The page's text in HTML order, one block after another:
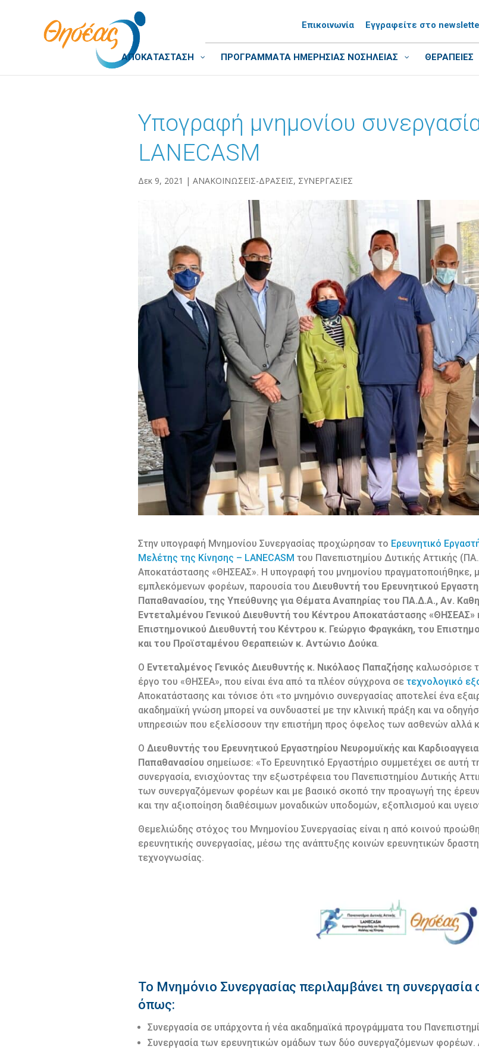
Επικοινωνία Εγγραφείτε στο
ΑΠΟΚΑΤΑΣΤΑΣΗ ΠΡΟΓΡΑΜΜΑΤΑ ΗΜΕΡΗΣΙΑΣ ΝΟΣΗΛΕΙΑΣ ΘΕΡΑΠΕΙΕΣ
Υπογραφή μνημονίου
LANECASM
Δεκ 9, 2021 | ΑΝΑΚΟΙΝΩΣΕΙΣ-ΔΡΑΣΕΙΣ, ΣΥΝΕΡΓΑΣΙΕΣ
Στην υπογραφή Μνημονίου Συνεργασίας προχώρησαν το Ερευνητικό
Μελέτης της Κίνησης – LANECASM του Πανεπιστημίου Δυτικής Αττικής
Αποκατάστασης «ΘΗΣΕΑΣ». Η υπογραφή του μνημονίου πραγματοποιήθηκε,
εμπλεκόμενων φορέων, παρουσία του Διευθυντή του Ερευνητικού
Παπαθανασίου, της Υπεύθυνης για Θέματα Αναπηρίας του ΠΑ.Δ.Α., Αν.
Εντεταλμένου Γενικού Διευθυντή του Κέντρου Αποκατάστασης
Επιστημονικού Διευθυντή του Κέντρου κ. Γεώργιο Φραγκάκη, του
και του Προϊσταμένου Θεραπειών κ. Αντώνιο Δούκα.
Ο Εντεταλμένος Γενικός Διευθυντής κ. Νικόλαος Παπαζήσης καλωσόρισε
έργο του «ΘΗΣΕΑ», που είναι ένα από τα πλέον σύγχρονα σε τεχνολογικό
Αποκατάστασης και τόνισε ότι «το μνημόνιο συνεργασίας αποτελεί ένα
ακαδημαϊκή γνώση μπορεί να συνδυαστεί με την κλινική πράξη και να
υπηρεσιών που εξελίσσουν την επιστήμη προς όφελος των ασθενών αλλά
Ο Διευθυντής του Ερευνητικού Εργαστηρίου Νευρομυϊκής και
Παπαθανασίου σημείωσε: «Το Ερευνητικό Εργαστήριο συμμετέχει σε αυτή
συνεργασία, ενισχύοντας την εξωστρέφεια του Πανεπιστημίου Δυτικής
των συνεργαζόμενων φορέων και με βασικό σκοπό την προαγωγή της
και την αξιοποίηση διαθέσιμων μοναδικών υποδομών, εξοπλισμού και
Θεμελιώδης στόχος του Μνημονίου Συνεργασίας είναι η από κοινού
ερευνητικής συνεργασίας, μέσω της ανάπτυξης κοινών ερευνητικών
τεχνογνωσίας.
Το Μνημόνιο Συνεργασίας περιλαμβάνει τη
όπως:
Συνεργασία σε υπάρχοντα ή νέα ακαδημαϊκά προγράμματα του
Συνεργασία των ερευνητικών ομάδων των δύο συνεργαζόμενων φορέων.